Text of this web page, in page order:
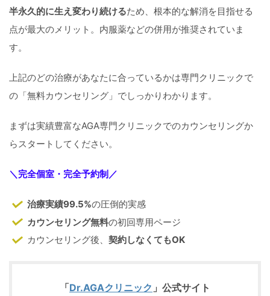
半永久的に生え変わり続けるため、根本的な解消を目指せる
点が最大のメリット。内服薬などの併用が推奨されていま
す。
上記のどの治療があなたに合っているかは専門クリニックで
の「無料カウンセリング」でしっかりわかります。
まずは実績豊富なAGA専門クリニックでのカウンセリングか
らスタートしてください。
＼完全個室・完全予約制 ／
治療実績99.5%の圧倒的実感
カウンセリング無料の初回専用ページ
カウンセリング後、 契約しなくてもOK
「Dr.AGAクリニック 」公式サイト